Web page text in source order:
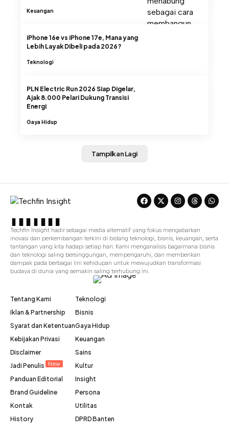
Keuangan
iPhone 16e vs iPhone 17e, Mana yang
Lebih Layak Dibeli pada 2026?
Teknologi
PLN Electric Run 2026 Siap Digelar,
Ajak 8.000 Pelari Dukung Transisi
Energi
Gaya Hidup
Tampilkan Lagi
Techfin Insight hadir sebagai media alternatif yang fokus mengabarkan
inovasi dan perkembangan terkini di bidang teknologi, bisnis, keuangan, serta
tantangan yang kita hadapi setiap hari. Kami menganalisis bagaimana bisnis
dan teknologi saling bersinggungan, mempengaruhi, dan memberikan
dampak pada berbagai lini kehidupan untuk mewujudkan transformasi
budaya di dunia yang semakin saling terhubung ini.
Tentang Kami
Iklan & Partnership
Syarat dan Ketentuan
Kebijakan Privasi
Disclaimer
Jadi Penulis
New
Panduan Editorial
Brand Guideline
Kontak
History
Teknologi
Bisnis
Gaya Hidup
Keuangan
Sains
Kultur
Insight
Persona
Utilitas
DPRD Banten